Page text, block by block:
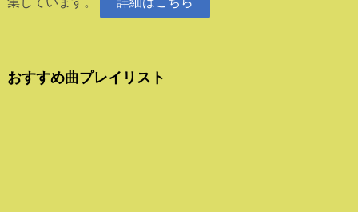
おすすめ曲プレイリスト